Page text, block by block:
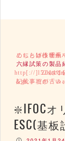
こちらは技術系っぽいものを求めて飛
六縁試策の製品
2014/11/25～
IFOC
ESC(基